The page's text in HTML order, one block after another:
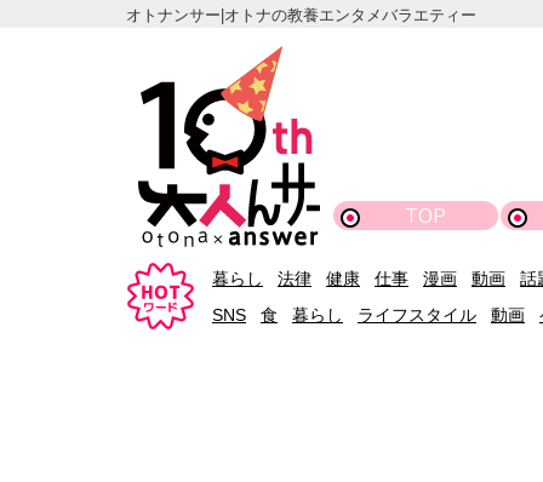
オトナンサー|オトナの教養エンタメバラエティー
TOP
暮らし 法律 健康 仕事 漫画 動画
話
SNS
食 暮らし ライフスタイル 動画